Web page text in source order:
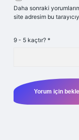
Daha sonraki
site adresim bu
9 - 5 kaçtır? *